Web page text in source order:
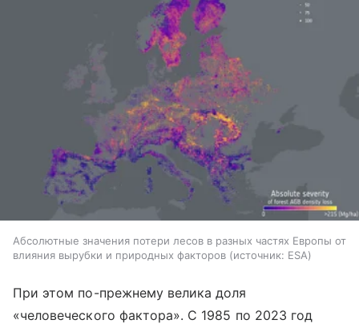
Абсолютные значения потери лесов в разных частях Европы от
влияния вырубки и природных факторов
источник: ESA
При этом по-прежнему велика доля
«человеческого фактора». С 1985 по 2023 год